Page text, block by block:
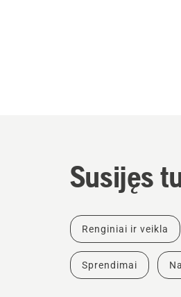
Susijęs
Renginiai ir veikla
Sprendimai